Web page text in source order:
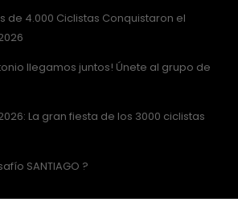
de 4.000 Ciclistas Conquistaron el
llegamos juntos! Únete al grupo de
La gran fiesta de los 3000 ciclistas
SANTIAGO ?